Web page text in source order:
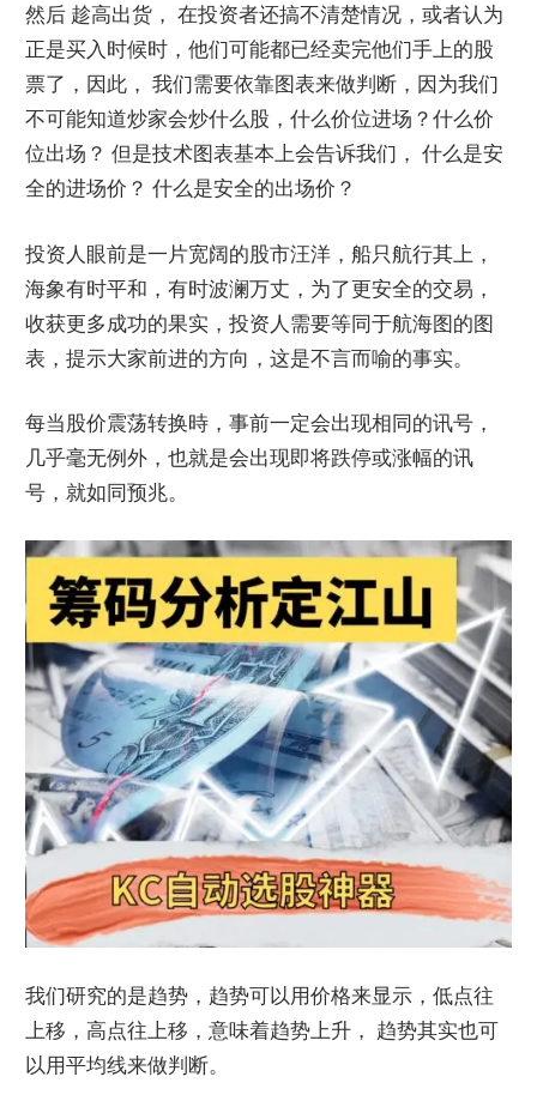
然后 趁高出货， 在投资者还搞不清楚情况，或者认为
正是买入时候时，他们可能都已经卖完他们手上的股
票了，因此， 我们需要依靠图表来做判断，因为我们
不可能知道炒家会炒什么股，什么价位进场？什么价
位出场？ 但是技术图表基本上会告诉我们， 什么是安
全的进场价？ 什么是安全的出场价？
投资人眼前是一片宽阔的股市汪洋，船只航行其上，
海象有时平和，有时波澜万丈，为了更安全的交易，
收获更多成功的果实，投资人需要等同于航海图的图
表，提示大家前进的方向，这是不言而喻的事实。
每当股价震荡转换時，事前一定会出现相同的讯号，
几乎毫无例外，也就是会出现即将跌停或涨幅的讯
号，就如同预兆。
我们研究的是趋势，趋势可以用价格来显示，低点往
上移，高点往上移，意味着趋势上升， 趋势其实也可
以用平均线来做判断。